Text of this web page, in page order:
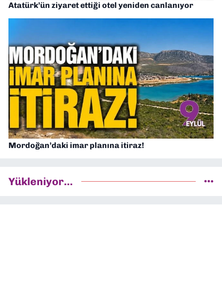
Atatürk’ün ziyaret ettiği otel yeniden canlanıyor
Mordoğan’daki imar planına itiraz!
Yükleniyor...